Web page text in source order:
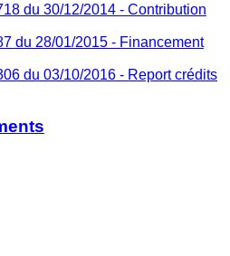
du 30/12/2014 - Contribution
du 28/01/2015 - Financement
du 03/10/2016 - Report crédits